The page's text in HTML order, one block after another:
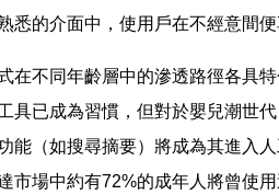
悉的介面中，使用戶在不經意間便
在不同年齡層中的滲透路徑各具
具已成為習慣，但對於嬰兒潮世
能（如搜尋摘要）將成為其進入
市場中約有72%的成年人將曾使